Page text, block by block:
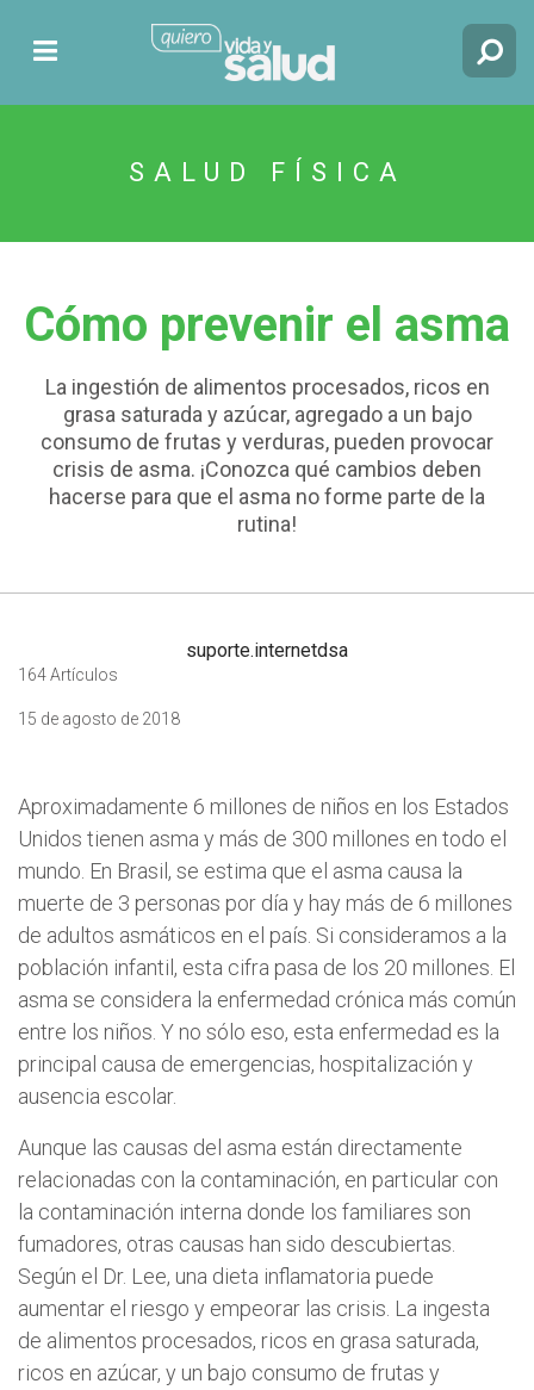
SALUD FÍSICA
Cómo prevenir el asma
La ingestión de alimentos procesados, ricos en
grasa saturada y azúcar, agregado a un bajo
consumo de frutas y verduras, pueden provocar
crisis de asma. ¡Conozca qué cambios deben
hacerse para que el asma no forme parte de la
rutina!
suporte.internetdsa
164 Artículos
15 de agosto de 2018
Aproximadamente 6 millones de niños en los Estados
Unidos tienen asma y más de 300 millones en todo el
mundo. En Brasil, se estima que el asma causa la
muerte de 3 personas por día y hay más de 6 millones
de adultos asmáticos en el país. Si consideramos a la
población infantil, esta cifra pasa de los 20 millones. El
asma se considera la enfermedad crónica más común
entre los niños. Y no sólo eso, esta enfermedad es la
principal causa de emergencias, hospitalización y
ausencia escolar.
Aunque las causas del asma están directamente
relacionadas con la contaminación, en particular con
la contaminación interna donde los familiares son
fumadores, otras causas han sido descubiertas.
Según el Dr. Lee, una dieta inflamatoria puede
aumentar el riesgo y empeorar las crisis. La ingesta
de alimentos procesados, ricos en grasa saturada,
ricos en azúcar, y un bajo consumo de frutas y